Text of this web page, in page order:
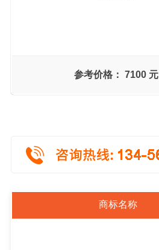
参考价格： 7100 元
商标名称